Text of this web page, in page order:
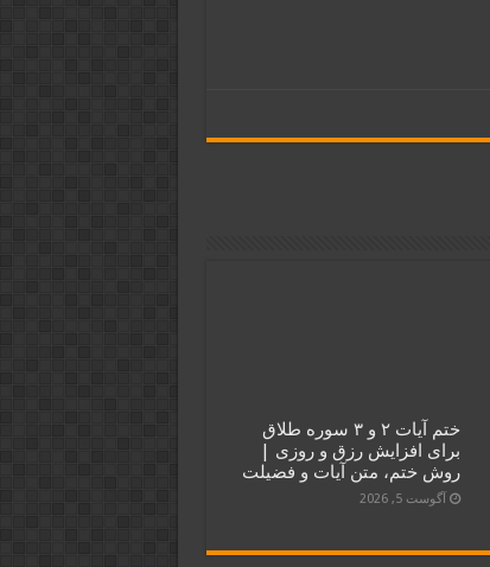
ختم آیات ۲ و ۳ سوره طلاق
برای افزایش رزق و روزی |
روش ختم، متن آیات و فضیلت
آگوست 5, 2026